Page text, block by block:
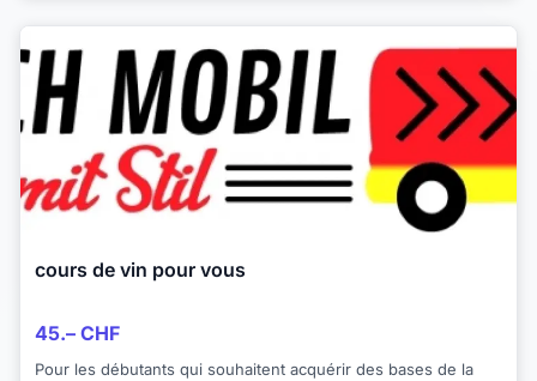
cours de vin pour vous
45.– CHF
Pour les débutants qui souhaitent acquérir des bases de la